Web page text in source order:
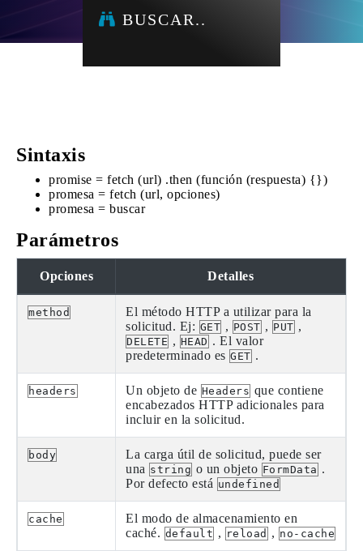
BUSCAR..
Sintaxis
promise = fetch (url) .then (función (respuesta) {})
promesa = fetch (url, opciones)
promesa = buscar
Parámetros
Opciones Detalles
method
El método HTTP a utilizar para la
solicitud. Ej: GET , POST , PUT ,
DELETE , HEAD . El valor
predeterminado es GET .
headers Un objeto de Headers que contiene
encabezados HTTP adicionales para
incluir en la solicitud.
body
La carga útil de solicitud, puede ser
una string o un objeto FormData .
Por defecto está undefined
cache
El modo de almacenamiento en
caché. default , reload , no-cache